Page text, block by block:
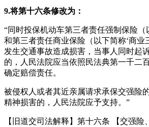
9.将第十六条修改为：
“同时投保机动车第三者责任强制保险（
和第三者责任商业保险（以下简称‘商业
发生交通事故造成损害，当事人同时起
的，人民法院应当依照民法典第一千二
确定赔偿责任。
被侵权人或者其近亲属请求承保交强险
精神损害的，人民法院应予支持。”
【旧道交司法解释】第十六条 【交强险